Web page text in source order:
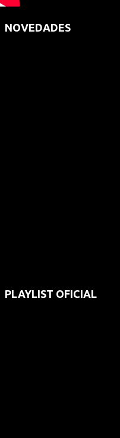
NOVEDADES
PLAYLIST OFICIAL